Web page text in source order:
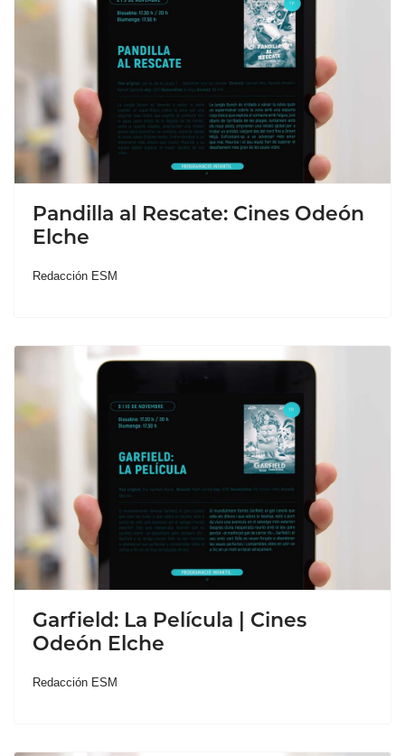
Pandilla al Rescate: Cines Odeón
Elche
Redacción ESM
Garfield: La Película | Cines
Odeón Elche
Redacción ESM